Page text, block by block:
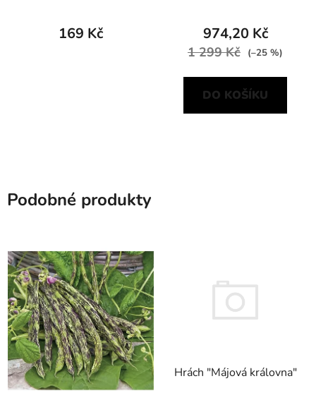
169 Kč 974,20 Kč
1 299 Kč (–25 %)
DO KOŠÍKU
Podobné produkty
Hrách "Májová královna"